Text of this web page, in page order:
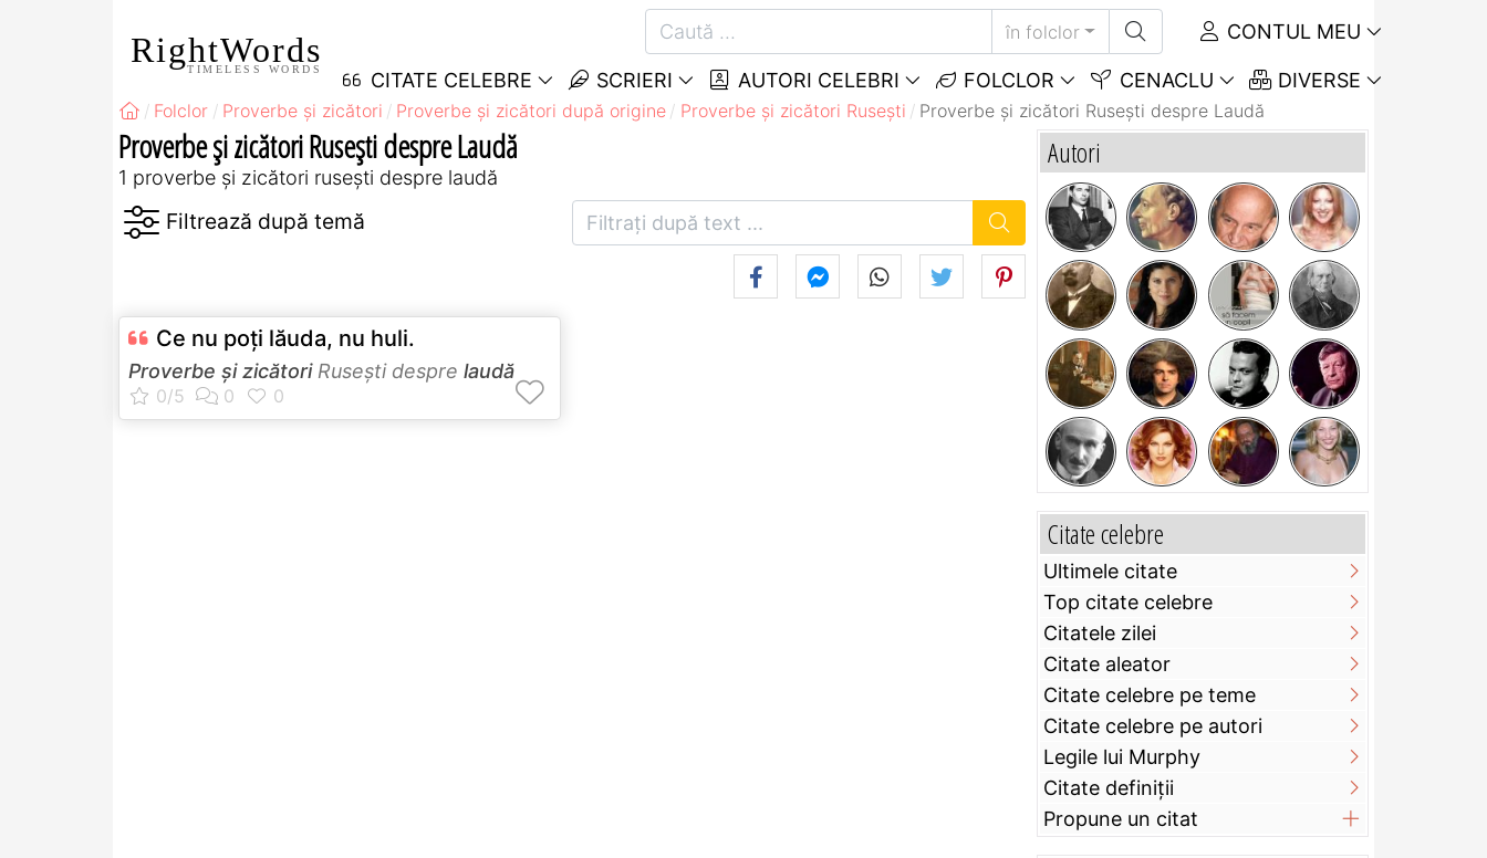
RightWords
TIMELESS WORDS
în folclor CONTUL MEU
CITATE CELEBRE SCRIERI AUTORI CELEBRI FOLCLOR CENACLU DIVERSE
Folclor Proverbe și zicători Proverbe și zicători după origine Proverbe și zicători Ruseşti Proverbe și zicători Ruseşti despre Laudă
Proverbe și zicători Ruseşti despre Laudă
1 proverbe și zicători ruseşti despre laudă
Ce nu poţi lăuda, nu huli.
Proverbe și zicătoriRuseşti despre laudă
Autori
Citate celebre
Ultimele citate
Top citate celebre
Citatele zilei
Citate aleator
Citate celebre pe teme
Citate celebre pe autori
Legile lui Murphy
Citate definiţii
Propune un citat